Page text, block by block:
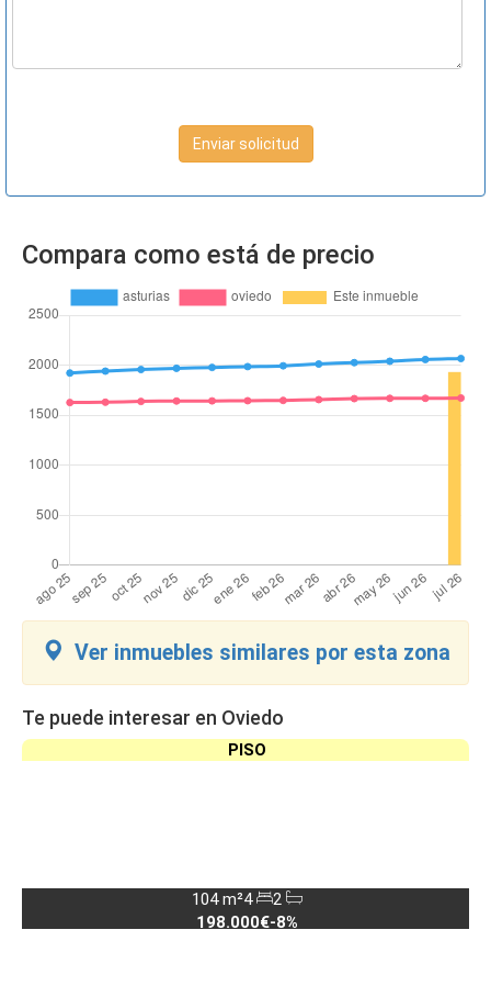
Enviar solicitud
Compara como está de precio
Ver inmuebles similares por esta zona
Te puede interesar en Oviedo
PISO
104 m²4
2
198.000€-8%